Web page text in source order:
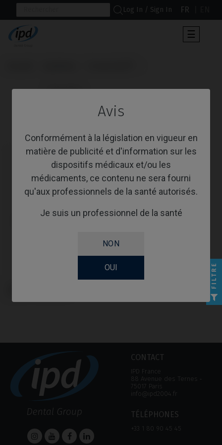
Avis
Conformément à la législation en vigueur en
matière de publicité et d'information sur les
dispositifs médicaux et/ou les
médicaments, ce contenu ne sera fourni
qu'aux professionnels de la santé autorisés.
Je suis un professionnel de la santé
NON
OUI
Log In / Sign In FR
Toggle
☰
                      Tournevis
CONTACT
IPD France
88 Avenue des Ternes ‑
75017 Paris
info@ipd2004.fr
TÉLÉPHONES
+33 1 80 90 45 45
FILTRE